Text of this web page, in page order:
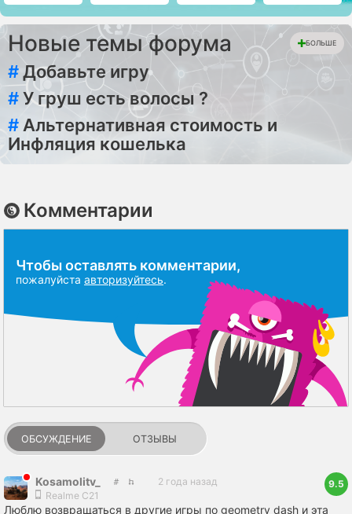
Новые темы форума БОЛЬШЕ
#Добавьте игру
#У груш есть волосы ?
#Альтернативная стоимость и
Инфляция кошелька
Комментарии
Чтобы оставлять комментарии,
пожалуйста авторизуйтесь.
ОБСУЖДЕНИЕ ОТЗЫВЫ
Kosamolitv_
2 года назад
Realme C21
9.5
Люблю возвращаться в другие игры по geometry dash и эта